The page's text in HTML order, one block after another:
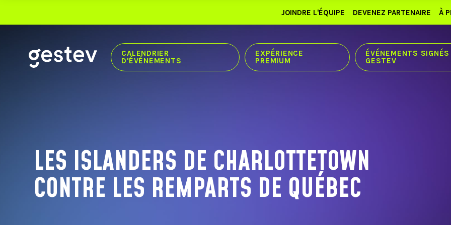
JOINDRE L'ÉQUIPE DEVENEZ PARTENAIRE À
CALENDRIER
D'ÉVÉNEMENTS
EXPÉRIENCE
PREMIUM
ÉVÉNEMENTS SIGNÉS
GESTEV
NOS LIEUX DE DIFFUSION
CENTRE VIDÉOTRON
THÉÂTRE CAPITOLE
CABARET DU CASINO DE MONTRÉAL
LES ISLANDERS DE CHARLOTTETOWN
CONTRE LES REMPARTS DE QUÉBEC